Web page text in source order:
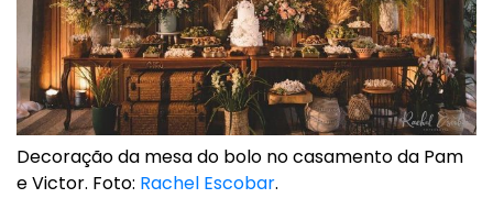
Decoração da mesa do bolo no casamento da Pam
e Victor. Foto: Rachel Escobar.